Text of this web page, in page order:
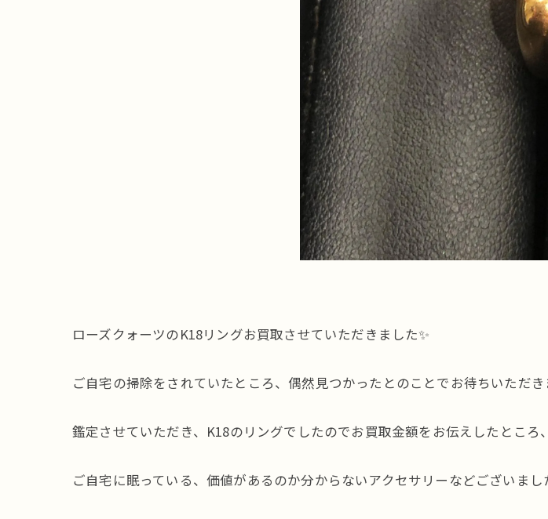
ローズクォーツのK18リングお買取させていただきました✨
ご自宅の掃除をされていたところ、偶然見つかったとのことでお待ちいただ
鑑定させていただき、K18のリングでしたのでお買取金額をお伝えしたとこ
ご自宅に眠っている、価値があるのか分からないアクセサリーなどございま